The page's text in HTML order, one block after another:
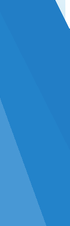
的柱
学习
意修改
！